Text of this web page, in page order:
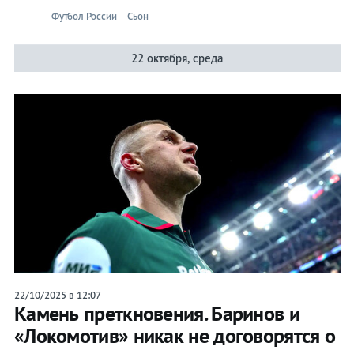
Футбол России Сьон
22 октября, среда
22/10/2025 в 12:07
Камень преткновения. Баринов и
«Локомотив» никак не договорятся о